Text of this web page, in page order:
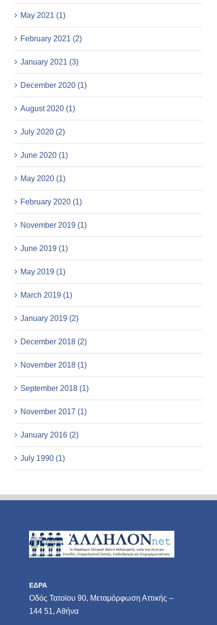
May 2021 (1)
February 2021 (2)
January 2021 (3)
December 2020 (1)
August 2020 (1)
July 2020 (2)
June 2020 (1)
May 2020 (1)
February 2020 (1)
November 2019 (1)
June 2019 (1)
May 2019 (1)
March 2019 (1)
January 2019 (2)
December 2018 (2)
November 2018 (1)
September 2018 (1)
November 2017 (1)
January 2016 (2)
July 1990 (1)
ΕΔΡΑ
Οδός Τατοϊου 90, Μεταμόρφωση Αττικής –
144 51, Αθήνα